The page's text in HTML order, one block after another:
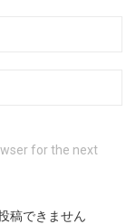
for the next
稿できません